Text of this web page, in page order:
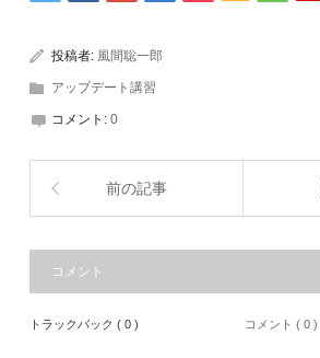
投稿者: 風間聡一郎
アップデート講習
コメント:0
前の記事
コメント
トラックバック ( 0 ) コメント ( 0 )